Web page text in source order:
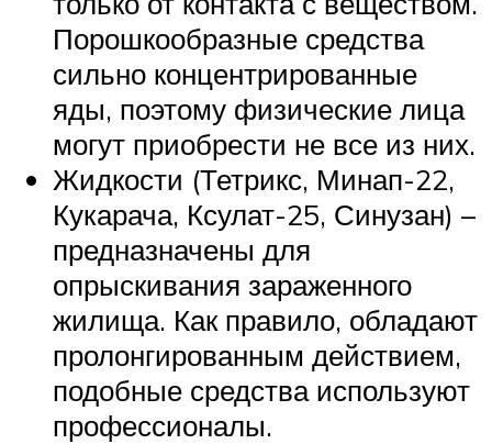
Порошкообразные средства
сильно концентрированные
яды, поэтому физические лица
могут приобрести не все из них.
Жидкости (Тетрикс, Минап-22,
Кукарача, Ксулат-25, Синузан) –
предназначены для
опрыскивания зараженного
жилища. Как правило, обладают
пролонгированным действием,
подобные средства используют
профессионалы.